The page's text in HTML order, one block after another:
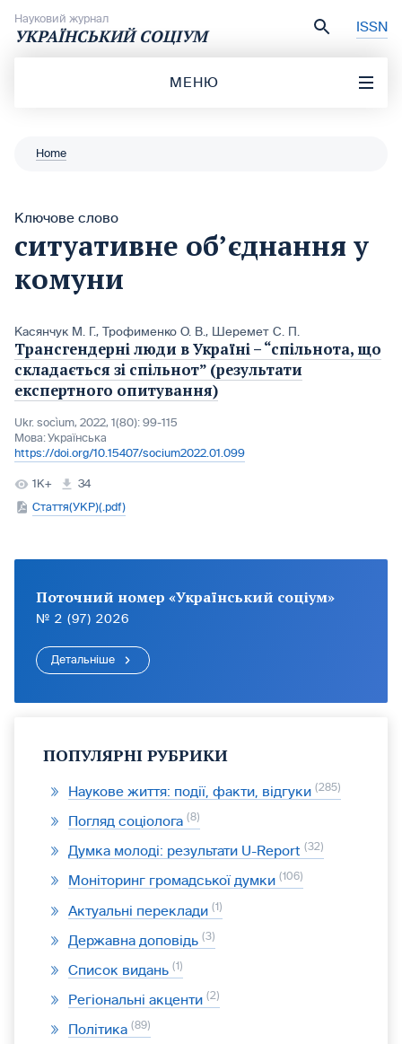
Науковий журнал
УКРАЇНСЬКИЙ СОЦІУМ ISSN
МЕНЮ
Home
Ключове слово
ситуативне об’єднання у
комуни
Касянчук М. Г., Трофименко О. В., Шеремет С. П.
Трансгендерні люди в Україні – “спільнота, що
складається зі спільнот” (результати
експертного опитування)
Ukr. socìum, 2022, 1(80): 99-115
Мова:Українська
https://doi.org/10.15407/socium2022.01.099
1K+
34
Стаття(УКР)(.pdf)
Поточний номер «Український соціум»
№ 2 (97) 2026
Детальніше
ПОПУЛЯРНІ РУБРИКИ
Наукове життя: події, факти, відгуки 285
Погляд соціолога 8
Думка молоді: результати U-Report 32
Моніторинг громадської думки 106
Актуальні переклади 1
Державна доповідь 3
Список видань 1
Регіональні акценти 2
Політика 89